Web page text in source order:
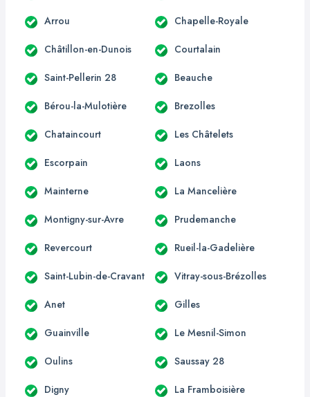
Arrou Chapelle-Royale
Châtillon-en-Dunois Courtalain
Saint-Pellerin 28 Beauche
Bérou-la-Mulotière Brezolles
Chataincourt Les Châtelets
Escorpain Laons
Mainterne La Mancelière
Montigny-sur-Avre Prudemanche
Revercourt Rueil-la-Gadelière
Saint-Lubin-de-Cravant Vitray-sous-Brézolles
Anet Gilles
Guainville Le Mesnil-Simon
Oulins Saussay 28
Digny La Framboisière